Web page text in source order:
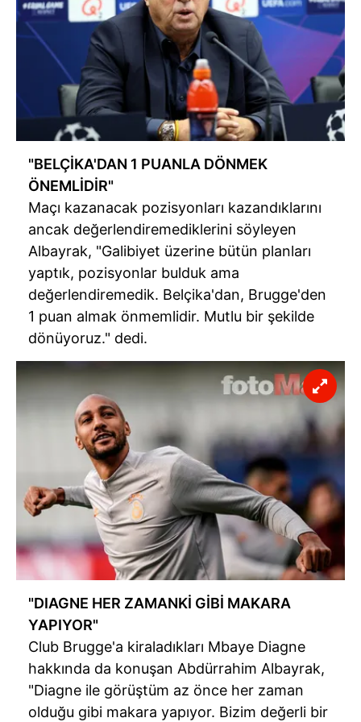
"BELÇİKA'DAN 1 PUANLA DÖNMEK
ÖNEMLİDİR"
Maçı kazanacak pozisyonları kazandıklarını
ancak değerlendiremediklerini söyleyen
Albayrak, "Galibiyet üzerine bütün planları
yaptık, pozisyonlar bulduk ama
değerlendiremedik. Belçika'dan, Brugge'den
1 puan almak önmemlidir. Mutlu bir şekilde
dönüyoruz." dedi.
"DIAGNE HER ZAMANKİ GİBİ MAKARA
YAPIYOR"
Club Brugge'a kiraladıkları Mbaye Diagne
hakkında da konuşan Abdürrahim Albayrak,
"Diagne ile görüştüm az önce her zaman
olduğu gibi makara yapıyor. Bizim değerli bir